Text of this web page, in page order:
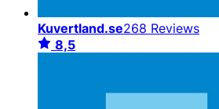
Kuvertland.se268 Reviews
8,5